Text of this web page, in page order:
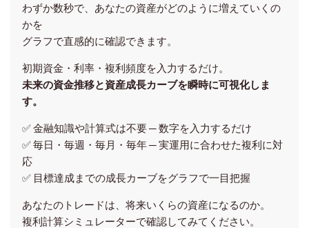
わずか数秒で、あなたの資産がどのように増えていくの
かを
グラフで直感的に確認できます。
初期資金・利率・複利頻度を入力するだけ。
未来の資金推移と資産成長カーブを瞬時に可視化しま
す。
✅ 金融知識や計算式は不要 ─ 数字を入力するだけ
✅ 毎日・毎週・毎月・毎年 ─ 実運用に合わせた複利に対
応
✅ 目標達成までの成長カーブをグラフで一目把握
あなたのトレードは、将来いくらの資産になるのか。
複利計算シミュレーターで確認してみてください。